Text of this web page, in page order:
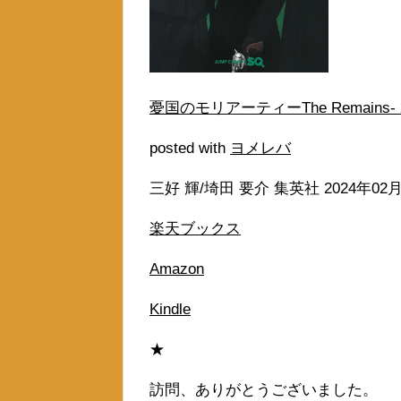
憂国のモリアーティーThe Remains-
posted with ヨメレバ
三好 輝/埼田 要介 集英社 2024年02
楽天ブックス
Amazon
Kindle
★
訪問、ありがとうございました。